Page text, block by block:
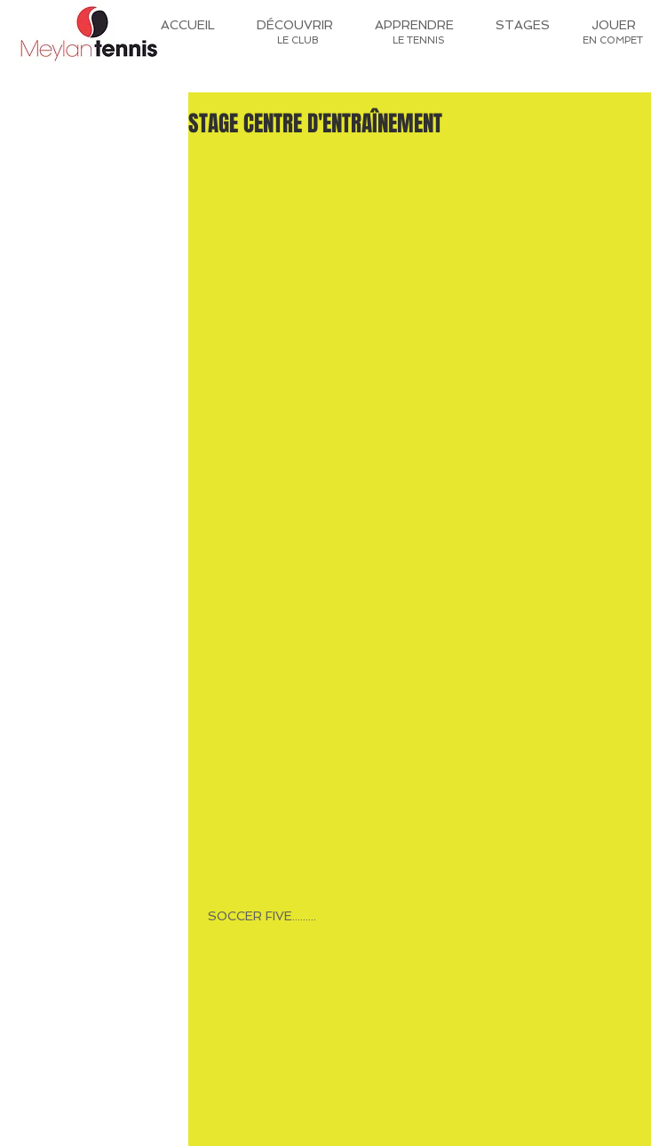
ACCUEIL DÉCOUVRIR APPRENDRE STAGES JOUER
LE CLUB LE TENNIS EN COMPET
STAGE CENTRE D'ENTRAÎNEMENT
SOCCER FIVE.........